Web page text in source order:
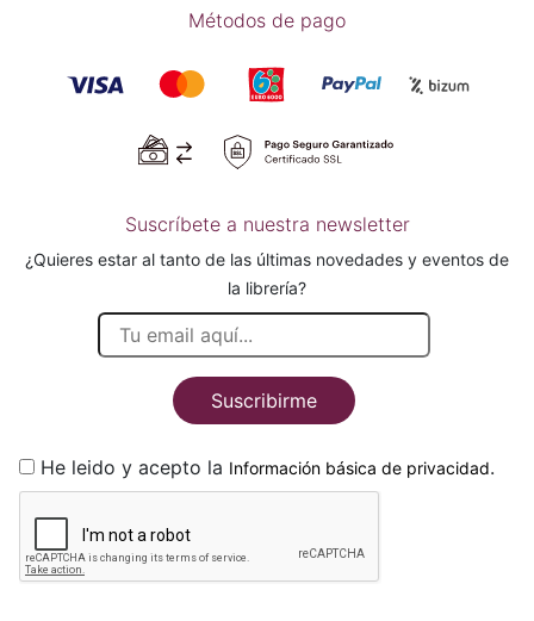
Métodos de pago
Suscríbete a nuestra newsletter
¿Quieres estar al tanto de las últimas novedades y eventos de
la librería?
Suscribirme
He leido y acepto la Información básica de privacidad.